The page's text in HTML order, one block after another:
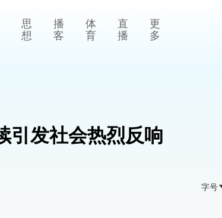
思
想
播
客
体
育
直
播
更
多
引发社会热烈反响
字号